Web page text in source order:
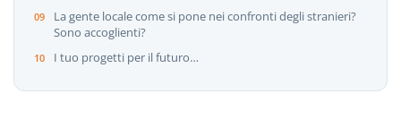
La gente locale come si pone nei confronti degli stranieri?
Sono accoglienti?
I tuo progetti per il futuro…